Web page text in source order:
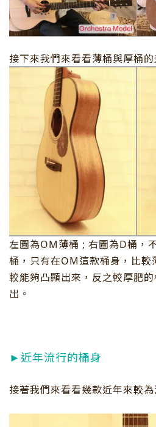
接下來我們來看看薄桶與厚桶的
左圖為OM薄桶 ; 右圖為D桶，
桶，只有在OM這款桶身，比較
較能夠凸顯出來，反之較厚肥
出。
►近年流行的桶身
接著我們來看看幾款近年來較